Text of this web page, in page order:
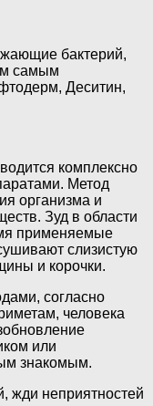
бактерий,
самым
Деситин,
комплексно
Метод
организма и
Зуд в области
применяемые
слизистую
и корочки.
согласно
человека
или
знакомым.
жди неприятностей